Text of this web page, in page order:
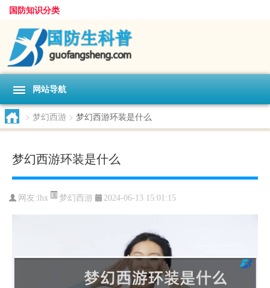
国防知识分类
网站导航
> 梦幻西游 > 梦幻西游环装是什么
梦幻西游环装是什么
网友:lhx 梦幻西游 2024-06-13 15:01:15